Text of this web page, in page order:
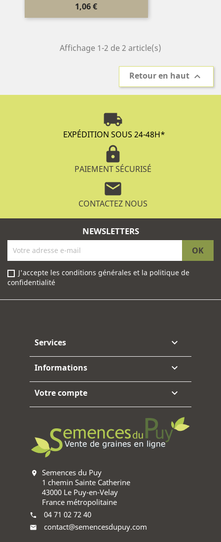
Prix
1,06 €
Affichage 1-2 de 2 article(s)
Retour en haut 
local_shipping
EXPÉDITION SOUS 24-48H*
lock
PAIEMENT SÉCURISÉ
mail
CONTACTEZ NOUS
NEWSLETTERS
J'accepte les conditions générales et la politique de
confidentialité
Services 
Informations 
Votre compte 
location_on
Semences du Puy
1 chemin Sainte Catherine
43000 Le Puy-en-Velay
France métropolitaine
phone 04 71 02 72 40
mail contact@semencesdupuy.com